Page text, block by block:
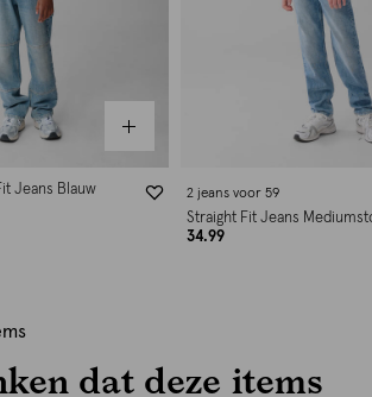
Jeans Blauw
2 jeans voor 59
Straight Fit Jeans
34.99
dat deze items